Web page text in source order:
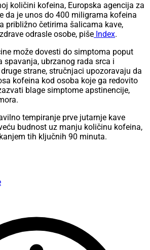
količini kofeina, Europska agencija za
da je unos do 400 miligrama kofeina
približno četirima šalicama kave,
odrasle osobe, piše Index.
može dovesti do simptoma poput
spavanja, ubrzanog rada srca i
strane, stručnjaci upozoravaju da
kofeina kod osoba koje ga redovito
blage simptome apstinencije,
tempiranje prve jutarnje kave
budnost uz manju količinu kofeina,
tih ključnih 90 minuta.